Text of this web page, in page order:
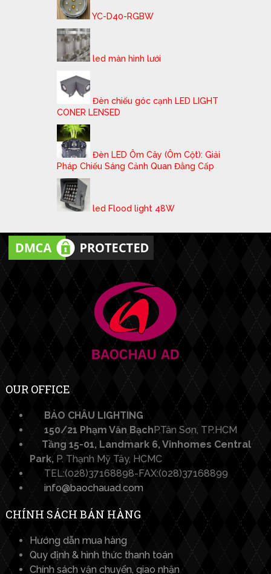
YC-D40-RGBW
led màn hình lưới
Đèn chiếu góc cạnh LED LIGHT
CONER LENSED
Đèn LED Ôm Cây (Ôm Cột): Giải
Pháp Chiếu Sáng Cảnh Quan Đẳng Cấp
led Flood light 48W
OUR OFFICE
BẢO CHÂU LIGHTING​
150/21 Phạm Văn BạchP.Tân Sơn, TP.HCM
Tầng 15-01, Landmark 6, Vinhomes Central
Park, P. Thạnh Mỹ Tây, HCMC
TEL:(028)37168898-FAX:(028)37168899
info@baochauad.com
CHÍNH SÁCH BÁN HÀNG
Hướng dẫn mua hàng
Quy định & hình thức thanh toán
Chính sách vận chuyển, giao nhận